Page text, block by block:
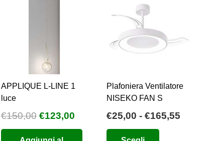
APPLIQUE L-LINE 1
luce
€150,00 Il
prezzo
€123,00Il
prezzo
Plafoniera Ventilatore
NISEKO FAN S
€25,00 - €165,55